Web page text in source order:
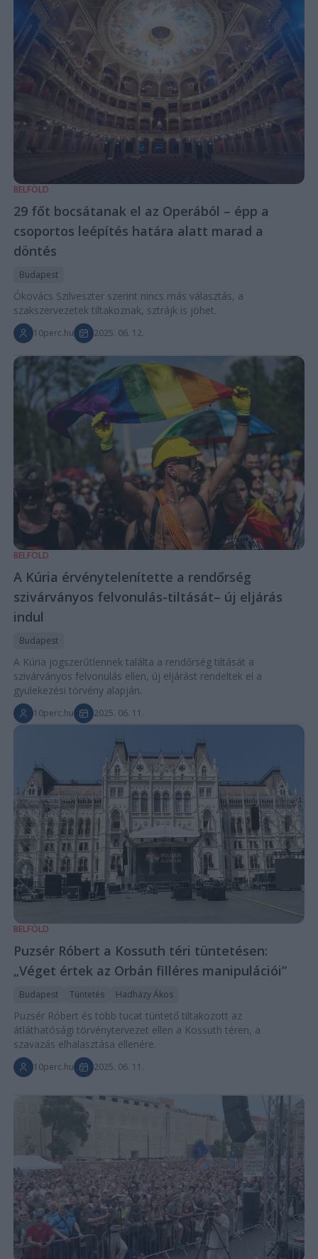
BELFÖLD
29 főt bocsátanak el az Operából – épp a
csoportos leépítés határa alatt marad a
döntés
Budapest
Ókovács Szilveszter szerint nincs más választás, a
szakszervezetek tiltakoznak, sztrájk is jöhet.
10perc.hu 2025. 06. 12.
BELFÖLD
A Kúria érvénytelenítette a rendőrség
szivárványos felvonulás-tiltását– új eljárás
indul
Budapest
A Kúria jogszerűtlennek találta a rendőrség tiltását a
szivárványos felvonulás ellen, új eljárást rendeltek el a
gyülekezési törvény alapján.
10perc.hu 2025. 06. 11.
BELFÖLD
Puzsér Róbert a Kossuth téri tüntetésen:
„Véget értek az Orbán filléres manipulációi”
Budapest Tüntetés Hadházy Ákos
Puzsér Róbert és több tucat tüntető tiltakozott az
átláthatósági törvénytervezet ellen a Kossuth téren, a
szavazás elhalasztása ellenére.
10perc.hu 2025. 06. 11.